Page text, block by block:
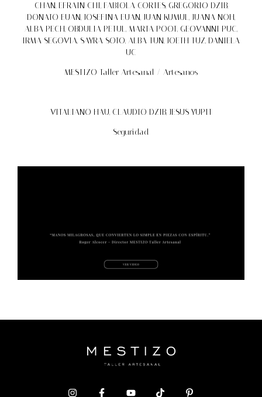
CHAN, EFRAIN CHI, FABIOLA CORTES, GREGORIO DZIB,
DONATO EUAN, JOSEFINA EUAN, JUAN KUMUL, JUANA NOH,
ALBA PECH, OBDULIA PETUL, MARTA POOT, GEOVANNI PUC,
IRMA SEGOVIA, SAYRA SOTO, ALBA TUN, JOETH TUZ, DANIELA
UC
MESTIZO Taller Artesanal / Artesanos
VITALIANO HAU, CLAUDIO DZIB, JESUS YUPIT
Seguridad